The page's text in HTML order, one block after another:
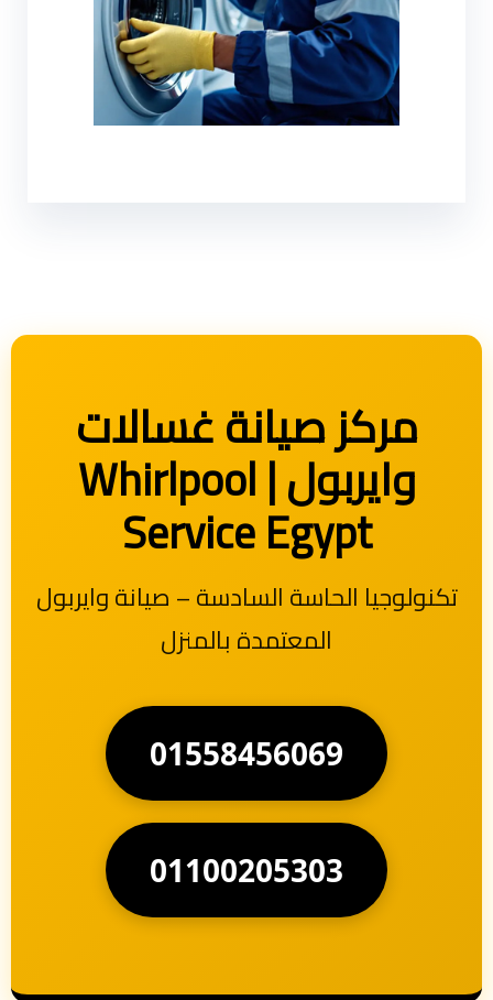
مركز صيانة غسالات
وايربول | Whirlpool
Service Egypt
تكنولوجيا الحاسة السادسة – صيانة وايربول
المعتمدة بالمنزل
01558456069
01100205303